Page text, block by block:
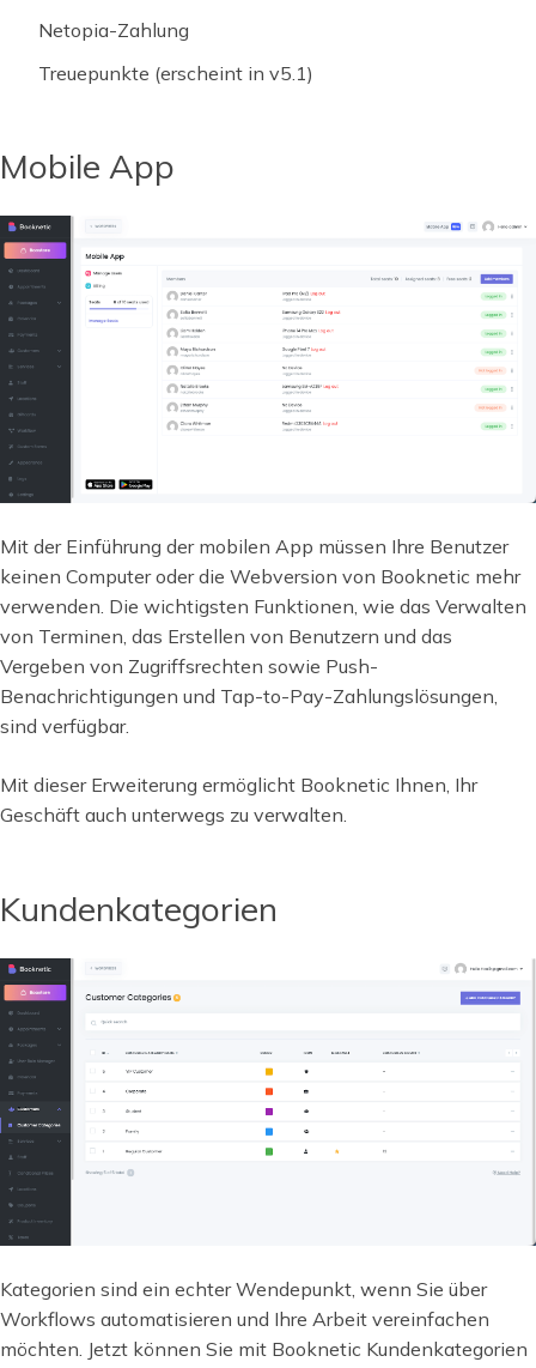
Netopia-Zahlung
Treuepunkte (erscheint in v5.1)
Mobile App
Mit der Einführung der mobilen App müssen Ihre Benutzer
keinen Computer oder die Webversion von Booknetic mehr
verwenden. Die wichtigsten Funktionen, wie das Verwalten
von Terminen, das Erstellen von Benutzern und das
Vergeben von Zugriffsrechten sowie Push-
Benachrichtigungen und Tap-to-Pay-Zahlungslösungen,
sind verfügbar.
Mit dieser Erweiterung ermöglicht Booknetic Ihnen, Ihr
Geschäft auch unterwegs zu verwalten.
Kundenkategorien
Kategorien sind ein echter Wendepunkt, wenn Sie über
Workflows automatisieren und Ihre Arbeit vereinfachen
möchten. Jetzt können Sie mit Booknetic Kundenkategorien